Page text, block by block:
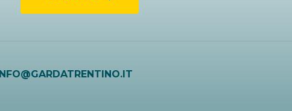
INFO@GARDATRENTINO.IT